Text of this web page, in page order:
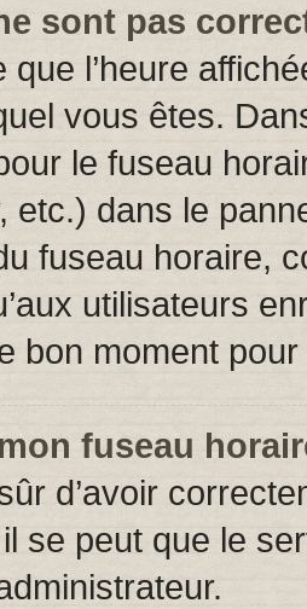
sont pas
que l’heure
vous êtes.
le fuseau
etc.) dans le
fuseau horaire,
utilisateurs
bon moment
fuseau
d’avoir
il se peut que le